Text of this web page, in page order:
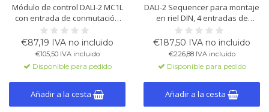
Módulo de control DALI-2 MC1L
con entrada de conmutación
galvanicamente aislada para
voltaje de red. Soporta
atenuación, conmutación,
escenas y más a través de DALI
Cockpit.
€87,19 IVA no incluido
€105,50 IVA incluido
Disponible para pedido
Añadir a la cesta
DALI-2 Sequencer para montaje
en riel DIN, 4 entradas de
voltaje de red, 4 LED para
secuencias activas,
configurable mediante
software PC DALI-Cockpit.
Rango de temperatura: -20°C a
+75°C, protección IP20.
€187,50 IVA no incluido
€226,88 IVA incluido
Disponible para pedido
Añadir a la cesta